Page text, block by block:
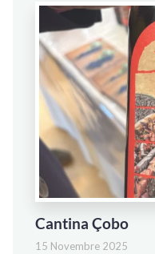
Cantina Çobo
15 Novembre 2025